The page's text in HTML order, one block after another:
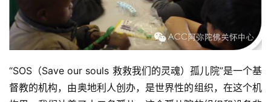
“SOS（Save our souls 救救我们的灵魂）孤儿院”是一个基
督教的机构，由奥地利人创办，是世界性的组织，在这个机